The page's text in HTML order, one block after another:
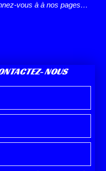
vous à à nos pages…
NOUS